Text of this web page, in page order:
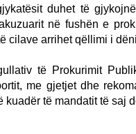
duhet të
në fushën e
cilave arrihet qëllimi i
të Prokurimit
me gjetjet dhe
kuadër të mandatit të saj